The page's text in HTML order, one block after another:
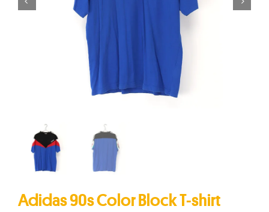
Adidas 90s Color Block T-shirt